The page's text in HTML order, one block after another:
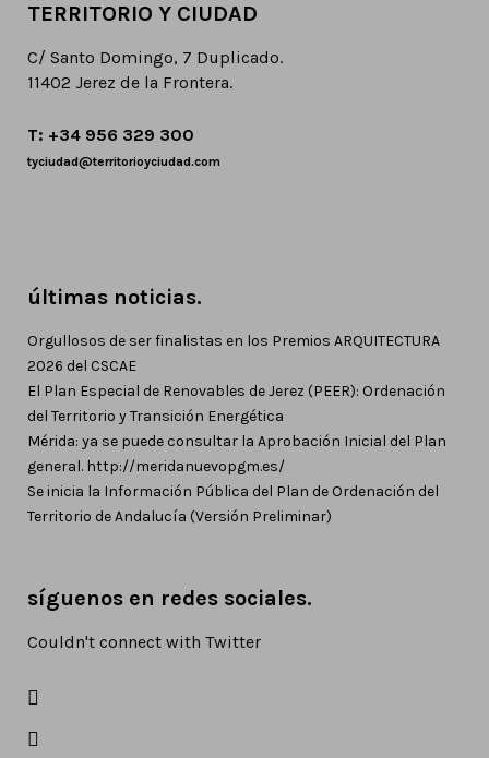
TERRITORIO Y CIUDAD
C/ Santo Domingo, 7 Duplicado.
11402 Jerez de la Frontera.
T: +34 956 329 300
tyciudad@territorioyciudad.com
últimas noticias.
Orgullosos de ser finalistas en los Premios ARQUITECTURA
2026 del CSCAE
El Plan Especial de Renovables de Jerez (PEER): Ordenación
del Territorio y Transición Energética
Mérida: ya se puede consultar la Aprobación Inicial del Plan
general. http://meridanuevopgm.es/
Se inicia la Información Pública del Plan de Ordenación del
Territorio de Andalucía (Versión Preliminar)
síguenos en redes sociales.
Couldn't connect with Twitter